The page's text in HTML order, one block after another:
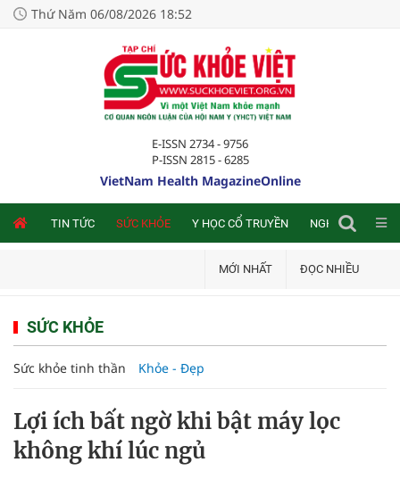
Thứ Năm 06/08/2026 18:52
E-ISSN 2734 - 9756
P-ISSN 2815 - 6285
VietNam Health MagazineOnline
TIN TỨC SỨC KHỎE Y HỌC CỔ TRUYỀN NGHIÊN CỨU
MỚI NHẤT ĐỌC NHIỀU
SỨC KHỎE
Sức khỏe tinh thần Khỏe - Đẹp
Lợi ích bất ngờ khi bật máy lọc
không khí lúc ngủ